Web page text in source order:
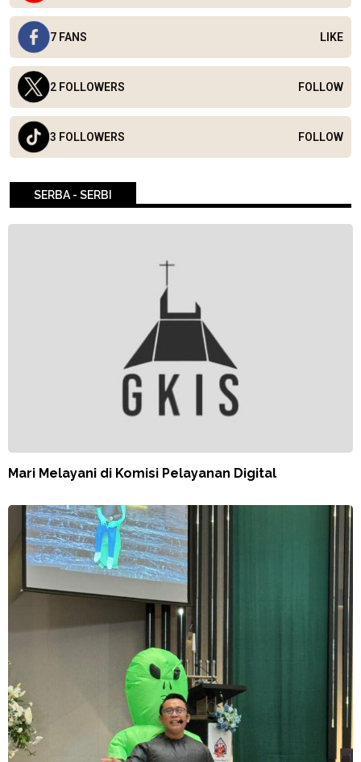
7 FANS LIKE
2 FOLLOWERS FOLLOW
3 FOLLOWERS FOLLOW
SERBA - SERBI
Mari Melayani di Komisi Pelayanan Digital